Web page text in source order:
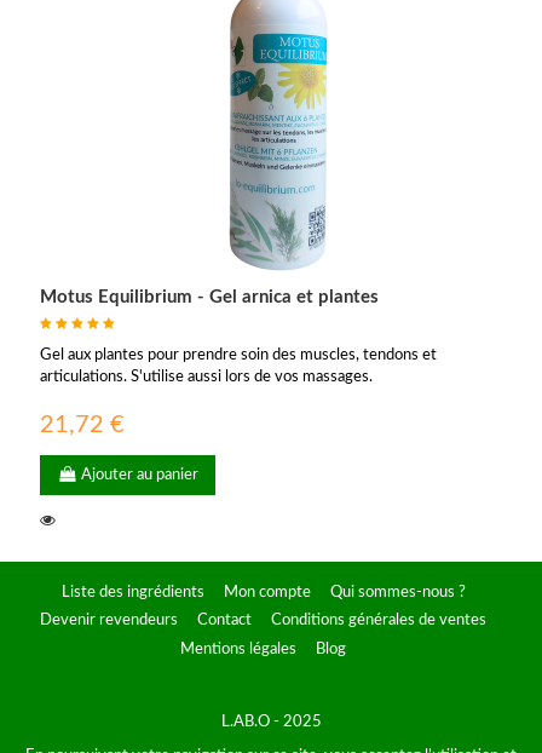
Motus Equilibrium - Gel arnica et plantes
Gel aux plantes pour prendre soin des muscles, tendons et
articulations. S'utilise aussi lors de vos massages.
21,72 €
Ajouter au panier
Liste des ingrédients Mon compte
Qui sommes-nous ?
Devenir revendeurs
Contact
Conditions générales de ventes
Mentions légales
Blog
L.AB.O - 2025